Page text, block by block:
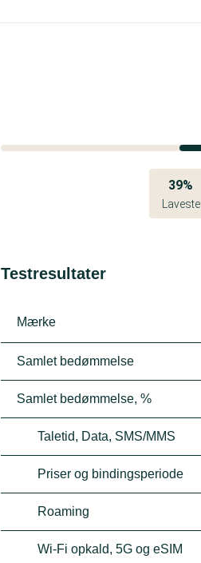
39%
Laveste
Testresultater
Mærke
Samlet bedømmelse
Samlet bedømmelse, %
Taletid, Data, SMS/MMS
Priser og bindingsperiode
Roaming
Wi-Fi opkald, 5G og eSIM